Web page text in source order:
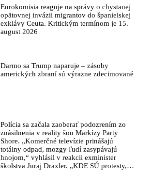
Eurokomisia reaguje na správy o chystanej
opätovnej invázii migrantov do španielskej
exklávy Ceuta. Kritickým termínom je 15.
august 2026
Darmo sa Trump naparuje – zásoby
amerických zbraní sú výrazne zdecimované
Polícia sa začala zaoberať podozrením zo
znásilnenia v reality šou Markízy Party
Shore. „Komerčné televízie prinášajú
totálny odpad, mozgy ľudí zasypávajú
hnojom,“ vyhlásil v reakcii exminister
školstva Juraj Draxler. „KDE SÚ protesty,